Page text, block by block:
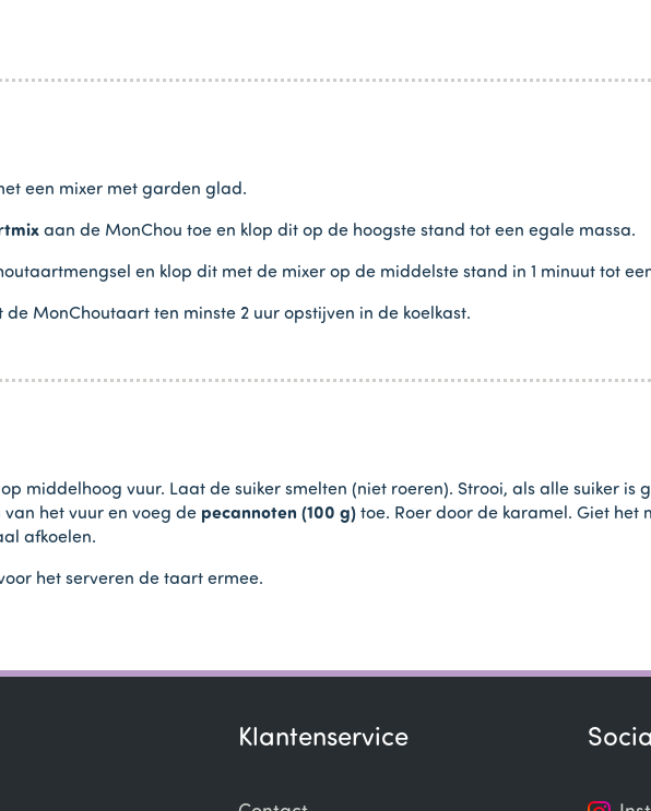
een mixer met garden glad.
aan de MonChou toe en klop dit op de hoogste stand tot een egale massa.
en klop dit met de mixer op de middelste stand in 1 minuut tot
MonChoutaart ten minste 2 uur opstijven in de koelkast.
middelhoog vuur. Laat de suiker smelten (niet roeren). Strooi, als alle suiker is
het vuur en voeg de pecannoten (100 g) toe. Roer door de karamel. Giet het
afkoelen.
het serveren de taart ermee.
Klantenservice